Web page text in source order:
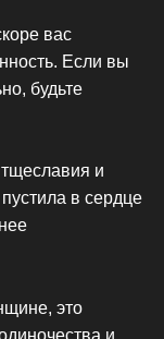
вас
Если вы
будьте
и
в сердце
это
и